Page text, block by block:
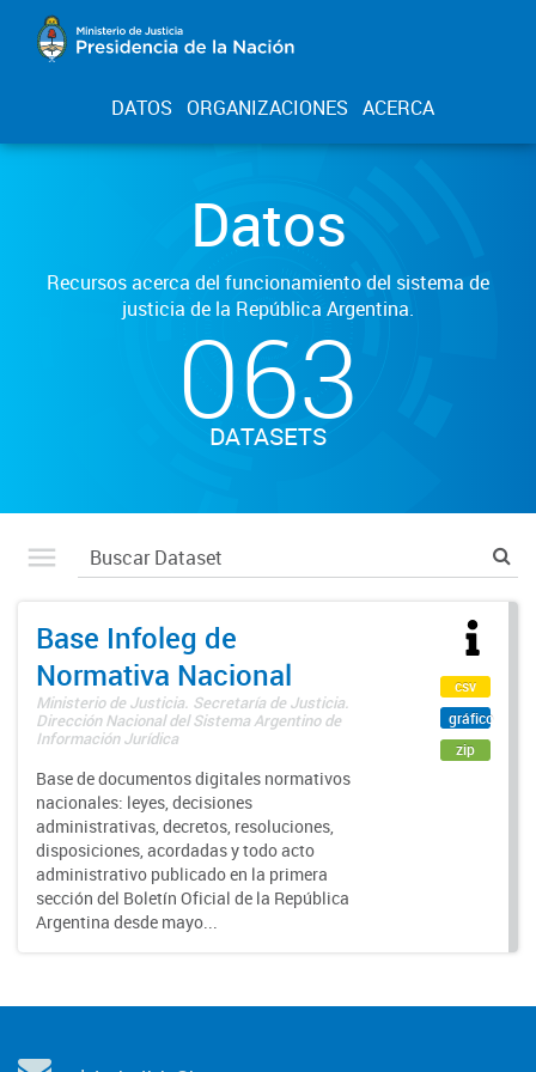
DATOS ORGANIZACIONES ACERCA
Datos
Recursos acerca del funcionamiento del sistema de
justicia de la República Argentina.
063
DATASETS
Base Infoleg de
Normativa Nacional
Ministerio de Justicia. Secretaría de Justicia.
Dirección Nacional del Sistema Argentino de
Información Jurídica
Base de documentos digitales normativos
nacionales: leyes, decisiones
administrativas, decretos, resoluciones,
disposiciones, acordadas y todo acto
administrativo publicado en la primera
sección del Boletín Oficial de la República
Argentina desde mayo...
csv
gráfico
zip